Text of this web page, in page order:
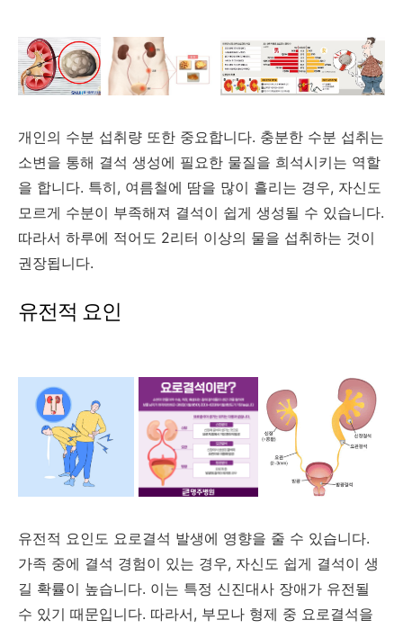
개인의 수분 섭취량 또한 중요합니다. 충분한 수분 섭취는
소변을 통해 결석 생성에 필요한 물질을 희석시키는 역할
을 합니다. 특히, 여름철에 땀을 많이 흘리는 경우, 자신도
모르게 수분이 부족해져 결석이 쉽게 생성될 수 있습니다.
따라서 하루에 적어도 2리터 이상의 물을 섭취하는 것이
권장됩니다.
유전적 요인
유전적 요인도 요로결석 발생에 영향을 줄 수 있습니다.
가족 중에 결석 경험이 있는 경우, 자신도 쉽게 결석이 생
길 확률이 높습니다. 이는 특정 신진대사 장애가 유전될
수 있기 때문입니다. 따라서, 부모나 형제 중 요로결석을